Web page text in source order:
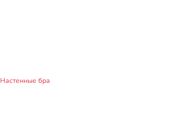
Настенные бра